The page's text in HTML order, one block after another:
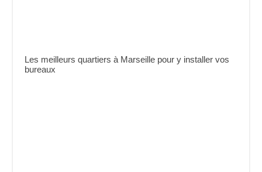
Les meilleurs quartiers à Marseille pour y installer vos
bureaux